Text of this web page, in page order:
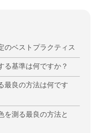
のベストプラクティス
る基準は何ですか？
最良の方法は何です
を測る最良の方法と